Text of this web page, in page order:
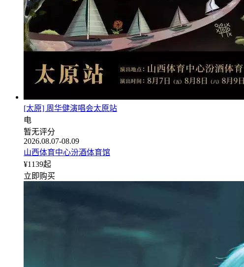
[太原] 周华健演唱会太原站
电
暂无评分
2026.08.07-08.09
山西体育中心汾酒体育馆
¥1139起
立即购买